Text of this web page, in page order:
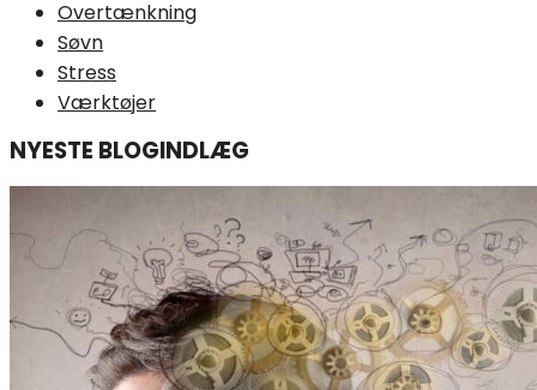
Overtænkning
Søvn
Stress
Værktøjer
NYESTE BLOGINDLÆG